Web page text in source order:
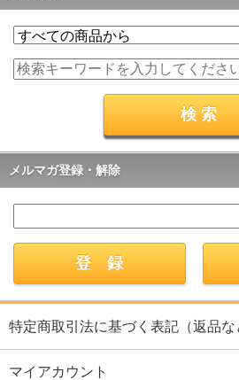
メルマガ登録・解除
特定商取引法に基づく表記（返品な
マイアカウント